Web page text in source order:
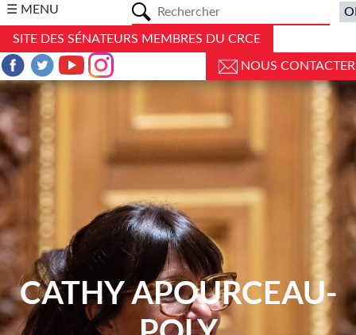
☰ MENU
SITE DES SÉNATEURS MEMBRES DU CRCE
NOUS CONTACTER
CATHY APOURCEAU-